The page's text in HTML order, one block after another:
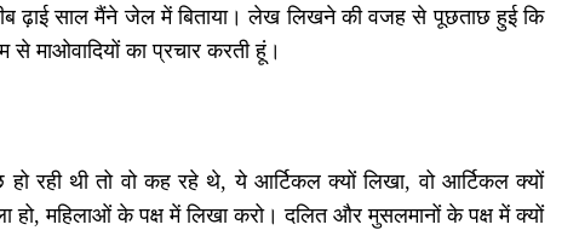
ढ़ाई साल मैंने जेल में बिताया। लेख लिखने की वजह से पूछताछ हुई कि
माओवादियों का प्रचार करती हूं।
रही थी तो वो कह रहे थे, ये आर्टिकल क्यों लिखा, वो आर्टिकल क्यों
हो, महिलाओं के पक्ष में लिखा करो। दलित और मुसलमानों के पक्ष में क्यों